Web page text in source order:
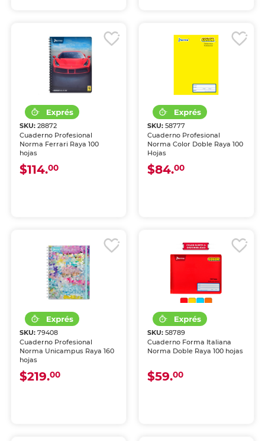
SKU:28872
Cuaderno Profesional
Norma Ferrari Raya 100
hojas
$114.00
SKU: 58777
Cuaderno Profesional
Norma Color Doble Raya 100
Hojas
$84.00
SKU:79408
Cuaderno Profesional
Norma Unicampus Raya 160
hojas
$219.00
SKU: 58789
Cuaderno Forma Italiana
Norma Doble Raya 100 hojas
$59.00